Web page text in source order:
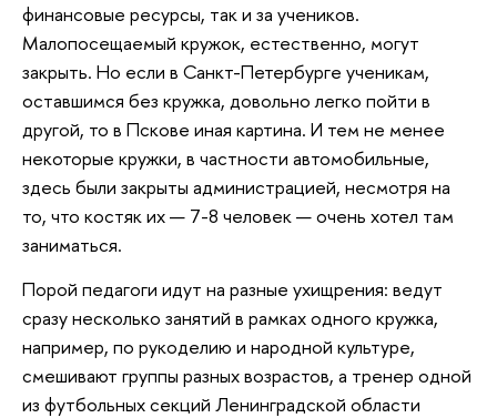
финансовые ресурсы, так и за учеников.
Малопосещаемый кружок, естественно, могут
закрыть. Но если в Санкт-Петербурге ученикам,
оставшимся без кружка, довольно легко пойти в
другой, то в Пскове иная картина. И тем не менее
некоторые кружки, в частности автомобильные,
здесь были закрыты администрацией, несмотря на
то, что костяк их — 7-8 человек — очень хотел там
заниматься.
Порой педагоги идут на разные ухищрения: ведут
сразу несколько занятий в рамках одного кружка,
например, по рукоделию и народной культуре,
смешивают группы разных возрастов, а тренер одной
из футбольных секций Ленинградской области